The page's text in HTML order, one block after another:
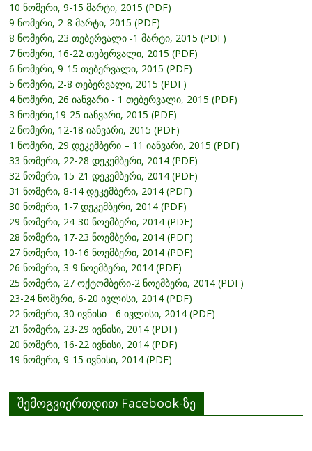
10 ნომერი, 9-15 მარტი, 2015 (PDF)
9 ნომერი, 2-8 მარტი, 2015 (PDF)
8 ნომერი, 23 თებერვალი -1 მარტი, 2015 (PDF)
7 ნომერი, 16-22 თებერვალი, 2015 (PDF)
6 ნომერი, 9-15 თებერვალი, 2015 (PDF)
5 ნომერი, 2-8 თებერვალი, 2015 (PDF)
4 ნომერი, 26 იანვარი - 1 თებერვალი, 2015 (PDF)
3 ნომერი,19-25 იანვარი, 2015 (PDF)
2 ნომერი, 12-18 იანვარი, 2015 (PDF)
1 ნომერი, 29 დეკემბერი – 11 იანვარი, 2015 (PDF)
33 ნომერი, 22-28 დეკემბერი, 2014 (PDF)
32 ნომერი, 15-21 დეკემბერი, 2014 (PDF)
31 ნომერი, 8-14 დეკემბერი, 2014 (PDF)
30 ნომერი, 1-7 დეკემბერი, 2014 (PDF)
29 ნომერი, 24-30 ნოემბერი, 2014 (PDF)
28 ნომერი, 17-23 ნოემბერი, 2014 (PDF)
27 ნომერი, 10-16 ნოემბერი, 2014 (PDF)
26 ნომერი, 3-9 ნოემბერი, 2014 (PDF)
25 ნომერი, 27 ოქტომბერი-2 ნოემბერი, 2014 (PDF)
23-24 ნომერი, 6-20 ივლისი, 2014 (PDF)
22 ნომერი, 30 ივნისი - 6 ივლისი, 2014 (PDF)
21 ნომერი, 23-29 ივნისი, 2014 (PDF)
20 ნომერი, 16-22 ივნისი, 2014 (PDF)
19 ნომერი, 9-15 ივნისი, 2014 (PDF)
შემოგვიერთდით Facebook-ზე